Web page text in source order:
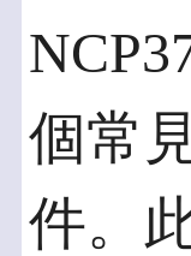
個常
件。